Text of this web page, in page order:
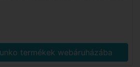
termékek webáruházába